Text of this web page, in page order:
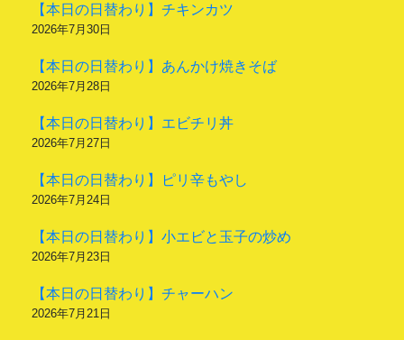
【本日の日替わり】チキンカツ
2026年7月30日
【本日の日替わり】あんかけ焼きそば
2026年7月28日
【本日の日替わり】エビチリ丼
2026年7月27日
【本日の日替わり】ピリ辛もやし
2026年7月24日
【本日の日替わり】小エビと玉子の炒め
2026年7月23日
【本日の日替わり】チャーハン
2026年7月21日